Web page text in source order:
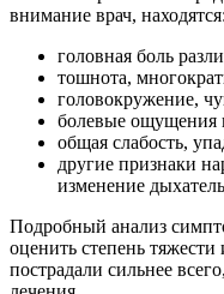
внимание врач, находятся:
головная боль
тошнота,
головокружение,
болевые ощущения
общая слабость,
другие признаки
изменение
Подробный анализ
оценить степень
пострадали сильнее